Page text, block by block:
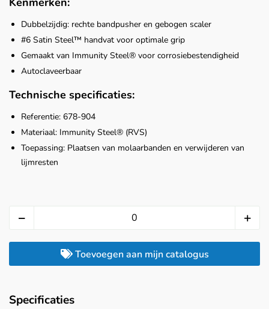
Dubbelzijdig: rechte bandpusher en gebogen scaler
#6 Satin Steel™ handvat voor optimale grip
Gemaakt van Immunity Steel® voor corrosiebestendigheid
Autoclaveerbaar
Technische specificaties:
Referentie: 678-904
Materiaal: Immunity Steel® (RVS)
Toepassing: Plaatsen van molaarbanden en verwijderen van
lijmresten
Toevoegen aan mijn catalogus
Specificaties